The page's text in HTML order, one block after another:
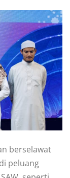
berselawat
peluang